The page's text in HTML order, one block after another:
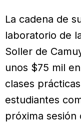
La cadena de
laboratorio de
Soller de
unos $75 mil
clases
estudiantes
próxima sesión